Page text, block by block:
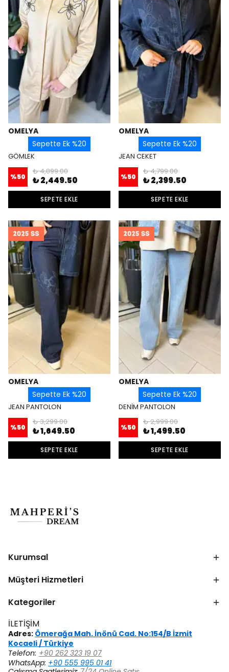
OMELYA
Sepette Ek %20
GÖMLEK
%50
₺ 4,899.00
₺ 2,449.50
SEPETE EKLE
OMELYA
Sepette Ek %20
JEAN CEKET
%50
₺ 4,799.00
₺ 2,399.50
SEPETE EKLE
OMELYA
Sepette Ek %20
JEAN PANTOLON
%50
₺ 3,299.00
₺ 1,649.50
SEPETE EKLE
OMELYA
Sepette Ek %20
DENİM PANTOLON
%50
₺ 2,999.00
₺ 1,499.50
SEPETE EKLE
Kurumsal
Müşteri Hizmetleri
Kategoriler
İLETİŞİM
Adres: Ömerağa Mah. İnönü Cad. No:154/B İzmit
Kocaeli / Türkiye
Telefon: +90 262 323 19 07
WhatsApp: +90 555 995 01 41